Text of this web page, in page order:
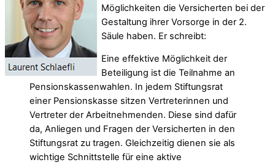
Möglichkeiten die Versicherten bei der
Gestaltung ihrer Vorsorge in der 2.
Säule haben. Er schreibt:
Eine effektive Möglichkeit der
Beteiligung ist die Teilnahme an
Pensionskassenwahlen. In jedem Stiftungsrat
einer Pensionskasse sitzen Vertreterinnen und
Vertreter der Arbeitnehmenden. Diese sind dafür
da, Anliegen und Fragen der Versicherten in den
Stiftungsrat zu tragen. Gleichzeitig dienen sie als
wichtige Schnittstelle für eine aktive